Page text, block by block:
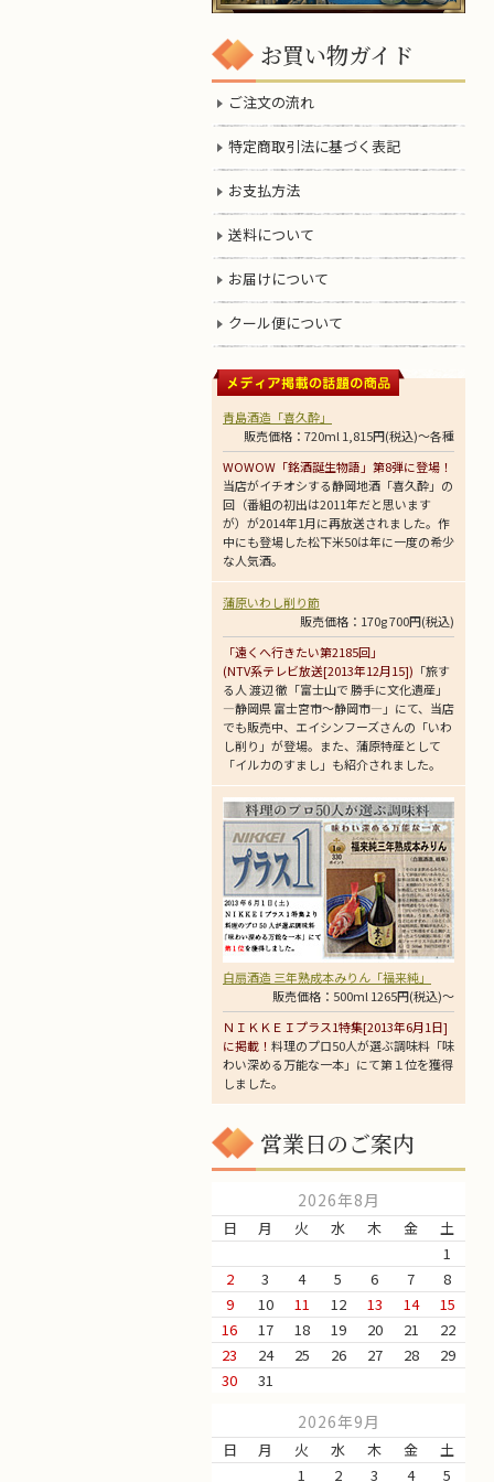
お買い物ガイド
ご注文の流れ
特定商取引法に基づく表記
お支払方法
送料について
お届けについて
クール便について
青島酒造「喜久酔」
販売価格：720ml 1,815円(税込)～各種
WOWOW「銘酒誕生物語」第8弾に登場！
当店がイチオシする静岡地酒「喜久酔」の
回（番組の初出は2011年だと思います
が）が2014年1月に再放送されました。作
中にも登場した松下米50は年に一度の希少
な人気酒。
蒲原いわし削り節
販売価格：170g 700円(税込)
「遠くへ行きたい第2185回」
(NTV系テレビ放送[2013年12月15]) 「旅す
る人 渡辺 徹「富士山で 勝手に文化遺産」
―静岡県 富士宮市～静岡市―」にて、当店
でも販売中、エイシンフーズさんの「いわ
し削り」が登場。また、蒲原特産として
「イルカのすまし」も紹介されました。
白扇酒造 三年熟成本みりん「福来純」
販売価格：500ml 1265円(税込)～
ＮＩＫＫＥＩプラス1特集[2013年6月1日]
に掲載！ 料理のプロ50人が選ぶ調味料「味
わい深める万能な一本」にて第１位を獲得
しました。
営業日のご案内
2026年8月
日 月 火 水 木 金
土
1
2
3 4 5 6 7
8
9
10 11 12 13 14
15
16
17 18 19 20 21
22
23
24 25 26 27 28
29
30
31
2026年9月
日 月 火 水 木 金
土
1
2 3 4 5